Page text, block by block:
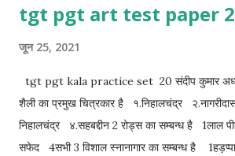
tgt pgt art test paper
जून 25, 2021
tgt pgt kala practice set 20 संदीप कुमार
शैली का प्रमुख चित्रकार है १.निहालचंद्र
निहालचंद्र ४.सहबद्दीन 2 रोड्स का सम्बन्ध है 1लाल
सफेद 4सभी 3 विशाल स्नानागार का सम्बन्ध है